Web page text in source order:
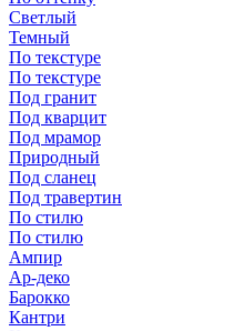
Светлый
Темный
По текстуре
По текстуре
Под гранит
Под кварцит
Под мрамор
Природный
Под сланец
Под травертин
По стилю
По стилю
Ампир
Ар-деко
Барокко
Кантри